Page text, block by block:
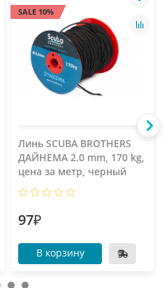
SALE 10%
Линь SCUBA BROTHERS
ДАЙНЕМА 2.0 mm, 170 kg,
цена за метр, черный
97₽
В корзину